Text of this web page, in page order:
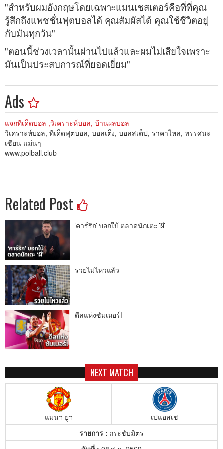
"สำหรับผมอังกฤษโดยเฉพาะแมนเชสเตอร์คือที่ที่คุณ
รู้สึกถึงแพชชั่นฟุตบอลได้ คุณสัมผัสได้ คุณใช้ชีวิตอยู่
กับมันทุกวัน"
"ตอนนี้ช่วงเวลานั้นผ่านไปแล้วและผมไม่เสียใจเพราะ
มันเป็นประสบการณ์ที่ยอดเยี่ยม"
Ads
แจกทีเด็ดบอล ,วิเคราะห์บอล, บ้านผลบอล
วิเคราะห์บอล, ทีเด็ดฟุตบอล, บอลเต็ง, บอลสเต็ป, ราคาไหล, ทรรศนะ
เซียน แม่นๆ
www.polball.club
Related Post
'คาร์ริก' บอกใบ้ ตลาดนักเตะ 'ผี'
รวยไม่ไหวแล้ว
ดีลแห่งซัมเมอร์!
NEXT MATCH
แมนฯ ยูฯ
เปแอสเช
รายการ : กระชับมิตร